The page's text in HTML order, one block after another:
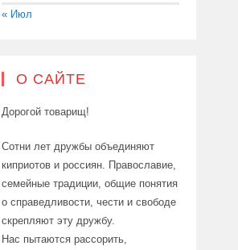
« Июл
О САЙТЕ
Дорогой товарищ!
Сотни лет дружбы объединяют
киприотов и россиян. Православие,
семейные традиции, общие понятия
о справедливости, чести и свободе
скрепляют эту дружбу.
Нас пытаются рассорить,